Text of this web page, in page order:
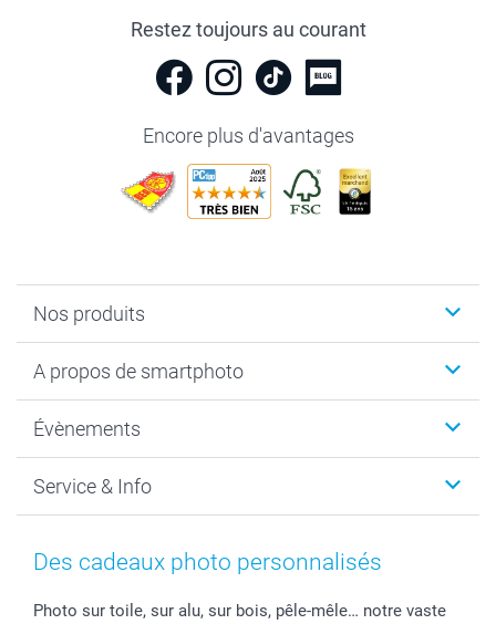
Restez toujours au courant
Encore plus d'avantages
Nos produits
Cadeaux photo
MyNameBook
Développement photo & Tirage photo
Cadres photo & accessoires déco
Stickers & Etiquettes
A propos de smartphoto
Durabilité
Gestion des cookies
Mentions Légales
Affiliation
Évènements
Nouvel An
Fête des Mères
Confirmation ou communion
Service & Info
Tarifs et frais de livraison
Livraison en 48 heures
Des cadeaux photo personnalisés
Photo sur toile, sur alu, sur bois, pêle-mêle… notre vaste